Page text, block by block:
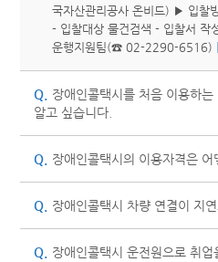
국자산관리공사 온비드) ▶ 입찰
- 입찰대상 물건검색 - 입찰서 작
운행지원팀(☎ 02-2290-6516)
Q.
장애인콜택시를 처음 이용하는
알고 싶습니다.
Q. 장애인콜택시의 이용자격은 어
Q. 장애인콜택시 차량 연결이 지
Q.
장애인콜택시 운전원으로 취업